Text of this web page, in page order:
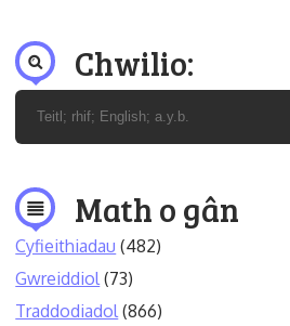
Chwilio:
Math o gân
Cyfieithiadau (482)
Gwreiddiol (73)
Traddodiadol (866)